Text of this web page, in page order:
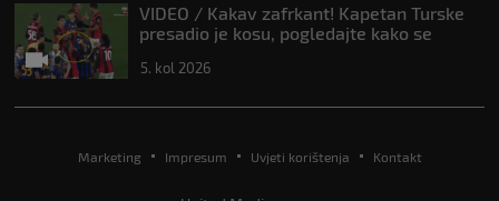
VIDEO / Kakav zafrkant! Kapetan Turske
presadio je kosu, pogledajte kako se
5. kol 2026
Marketing Impresum Uvjeti korištenja Kontakt